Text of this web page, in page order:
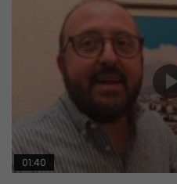
01:40